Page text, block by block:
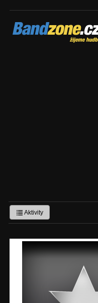
Bandzone.cz
žijeme hudbou
Aktivity